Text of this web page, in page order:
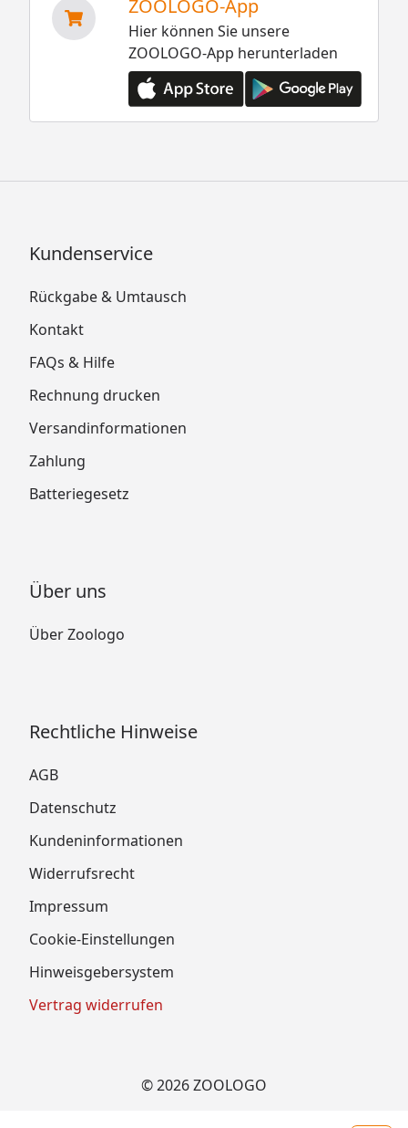
ZOOLOGO-App
Hier können Sie unsere
ZOOLOGO-App herunterladen
Kundenservice
Rückgabe & Umtausch
Kontakt
FAQs & Hilfe
Rechnung drucken
Versandinformationen
Zahlung
Batteriegesetz
Über uns
Über Zoologo
Rechtliche Hinweise
AGB
Datenschutz
Kundeninformationen
Widerrufsrecht
Impressum
Cookie-Einstellungen
Hinweisgebersystem
Vertrag widerrufen
© 2026 ZOOLOGO